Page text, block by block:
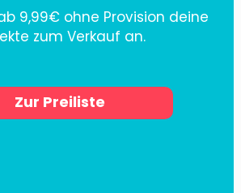
9,99€ ohne Provision deine
zum Verkauf an.
Zur Preiliste